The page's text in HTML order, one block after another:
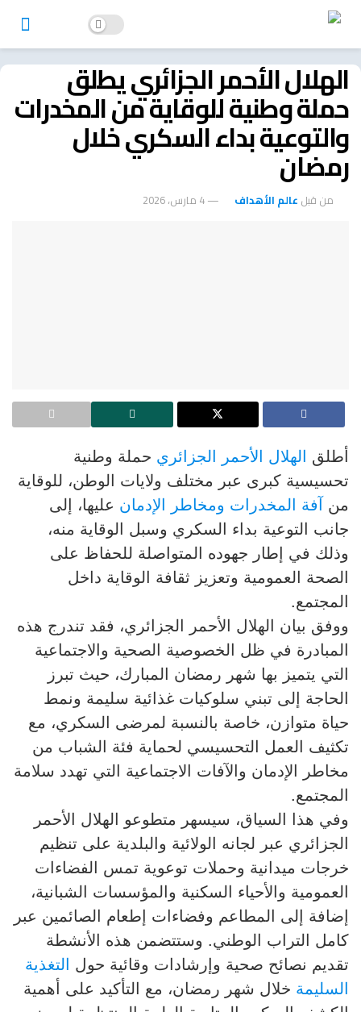
الهلال الأحمر الجزائري يطلق
حملة وطنية للوقاية من المخدرات
والتوعية بداء السكري خلال
رمضان
من قبل عالم الأهداف 4 مارس، 2026
أطلق الهلال الأحمر الجزائري حملة وطنية
تحسيسية كبرى عبر مختلف ولايات الوطن، للوقاية
من آفة المخدرات ومخاطر الإدمان عليها، إلى
جانب التوعية بداء السكري وسبل الوقاية منه،
وذلك في إطار جهوده المتواصلة للحفاظ على
الصحة العمومية وتعزيز ثقافة الوقاية داخل
المجتمع.
ووفق بيان الهلال الأحمر الجزائري، فقد تندرج هذه
المبادرة في ظل الخصوصية الصحية والاجتماعية
التي يتميز بها شهر رمضان المبارك، حيث تبرز
الحاجة إلى تبني سلوكيات غذائية سليمة ونمط
حياة متوازن، خاصة بالنسبة لمرضى السكري، مع
تكثيف العمل التحسيسي لحماية فئة الشباب من
مخاطر الإدمان والآفات الاجتماعية التي تهدد سلامة
المجتمع.
وفي هذا السياق، سيسهر متطوعو الهلال الأحمر
الجزائري عبر لجانه الولائية والبلدية على تنظيم
خرجات ميدانية وحملات توعوية تمس الفضاءات
العمومية والأحياء السكنية والمؤسسات الشبانية،
إضافة إلى المطاعم وفضاءات إطعام الصائمين عبر
كامل التراب الوطني. وستتضمن هذه الأنشطة
تقديم نصائح صحية وإرشادات وقائية حول التغذية
السليمة خلال شهر رمضان، مع التأكيد على أهمية